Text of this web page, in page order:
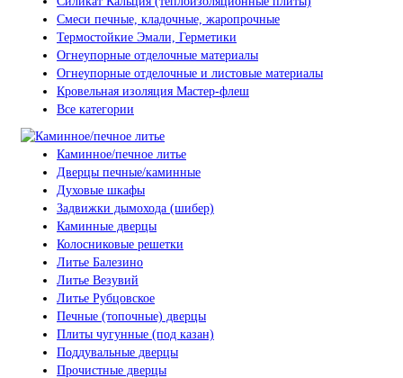
Смеси печные, кладочные, жаропрочные
Термостойкие Эмали, Герметики
Огнеупорные отделочные материалы
Огнеупорные отделочные и листовые материалы
Кровельная изоляция Мастер-флеш
Все категории
Каминное/печное литье
Дверцы печные/каминные
Духовые шкафы
Задвижки дымохода (шибер)
Каминные дверцы
Колосниковые решетки
Литье Балезино
Литье Везувий
Литье Рубцовское
Печные (топочные) дверцы
Плиты чугунные (под казан)
Поддувальные дверцы
Прочистные дверцы